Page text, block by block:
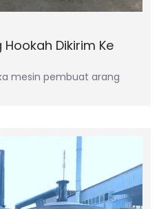
Dikirim Ke
mesin pembuat arang